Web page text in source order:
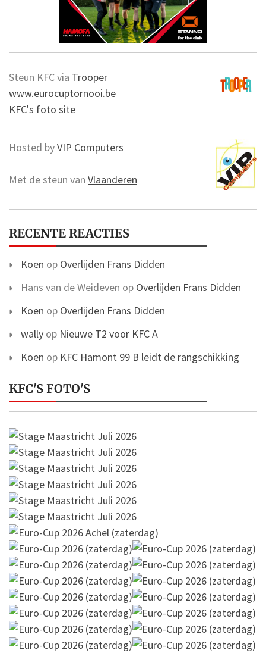
Steun KFC via Trooper
www.eurocuptornooi.be
KFC's foto site
Hosted byVIP Computers
Met de steun van Vlaanderen
RECENTE REACTIES
Koen op Overlijden Frans Didden
Hans van de Weideven op Overlijden Frans Didden
Koen op Overlijden Frans Didden
wally op Nieuwe T2 voor KFC A
Koen op KFC Hamont 99 B leidt de rangschikking
KFC'S FOTO'S